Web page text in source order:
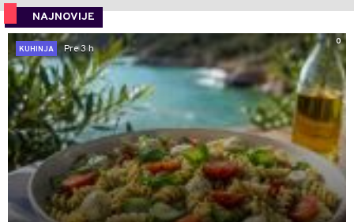
NAJNOVIJE
0
KUHINJA
Pre 3 h